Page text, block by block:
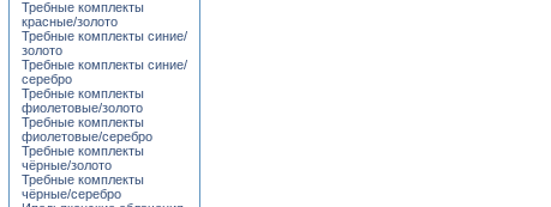
Требные комплекты
красные/золото
Требные комплекты синие/
золото
Требные комплекты синие/
серебро
Требные комплекты
фиолетовые/золото
Требные комплекты
фиолетовые/серебро
Требные комплекты
чёрные/золото
Требные комплекты
чёрные/серебро